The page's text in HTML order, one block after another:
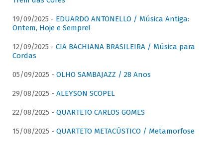
19/09/2025 - EDUARDO ANTONELLO / Música Antiga:
Ontem, Hoje e Sempre!
12/09/2025 - CIA BACHIANA BRASILEIRA / Música para
Cordas
05/09/2025 - OLHO SAMBAJAZZ / 28 Anos
29/08/2025 - ALEYSON SCOPEL
22/08/2025 - QUARTETO CARLOS GOMES
15/08/2025 - QUARTETO METACÚSTICO / Metamorfose